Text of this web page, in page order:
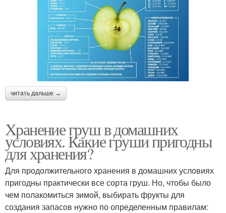
читать дальше →
Хранение груш в домашних
условиях. Какие груши пригодны
для хранения?
Для продолжительного хранения в домашних условиях
пригодны практически все сорта груш. Но, чтобы было
чем полакомиться зимой, выбирать фрукты для
создания запасов нужно по определенным правилам: